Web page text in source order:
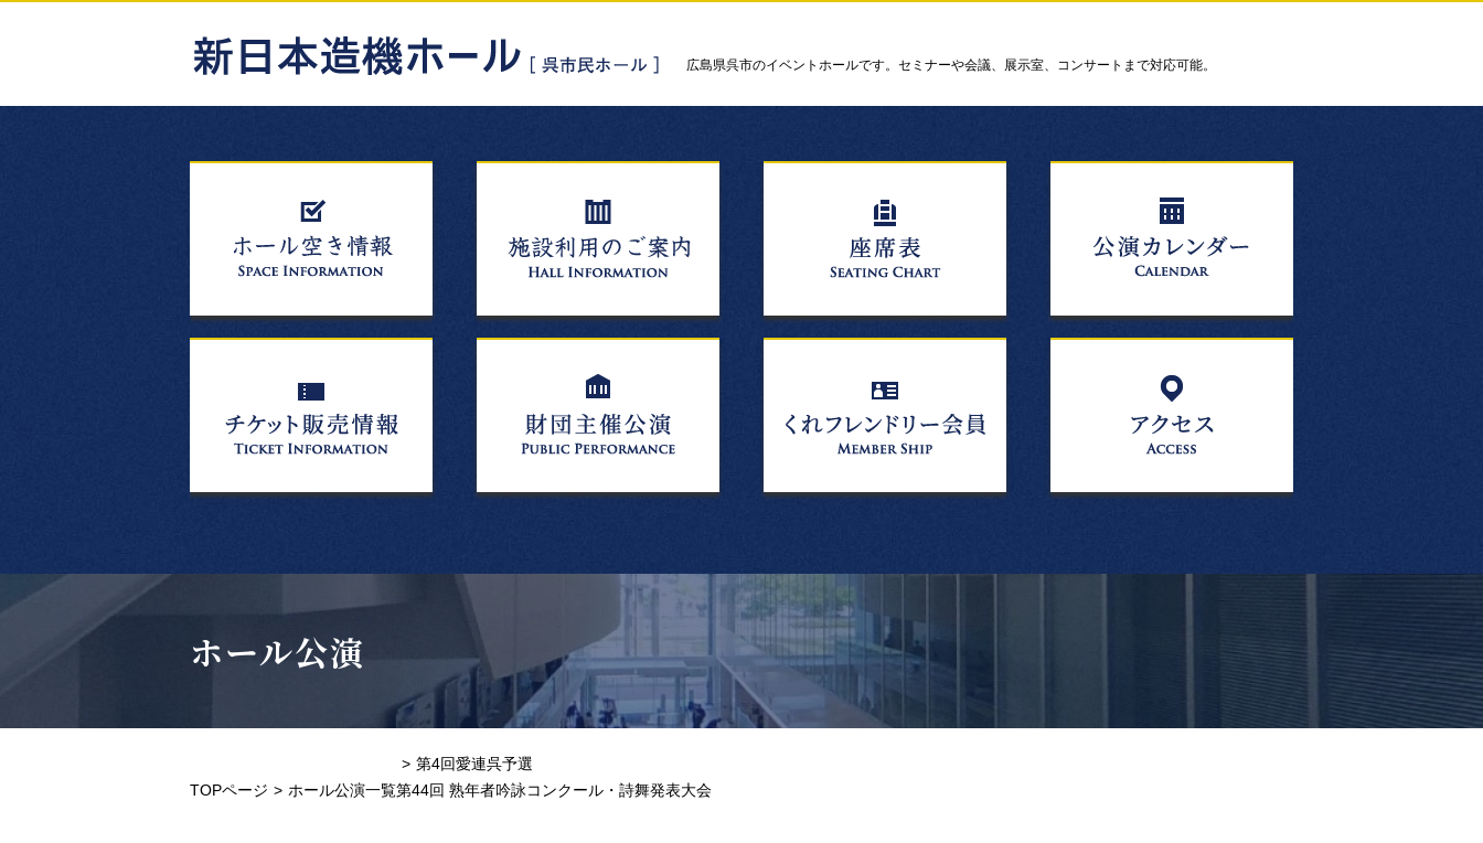
広島県呉市のイベントホールです。セミナーや会議、展示室、コンサートまで対応可能。
ホール公演
TOPページ ホール公演一覧
第4回愛連呉予選
第44回 熟年者吟詠コンクール・詩舞発表大会